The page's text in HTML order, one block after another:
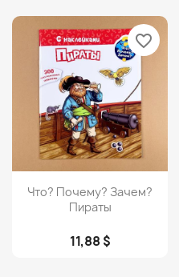
Просмотр
Что? Почему? Зачем?
Пираты
11,88 $
favorite_border